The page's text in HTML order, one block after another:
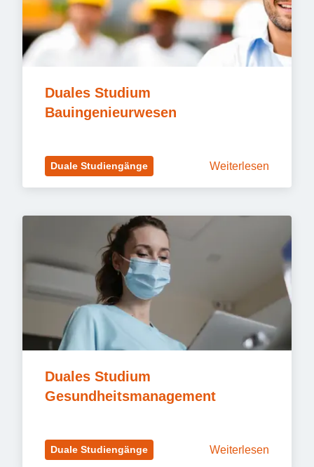
Duales Studium
Bauingenieurwesen
Duale Studiengänge Weiterlesen
Duales Studium
Gesundheitsmanagement
Duale Studiengänge Weiterlesen